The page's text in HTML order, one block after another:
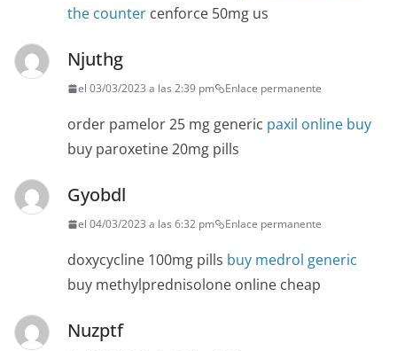
the counter cenforce 50mg us
Njuthg
el 03/03/2023 a las 2:39 pm Enlace permanente
order pamelor 25 mg generic paxil online buy
buy paroxetine 20mg pills
Gyobdl
el 04/03/2023 a las 6:32 pm Enlace permanente
doxycycline 100mg pills buy medrol generic
buy methylprednisolone online cheap
Nuzptf